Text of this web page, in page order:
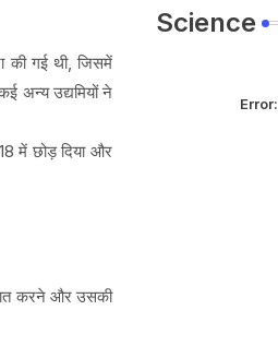
की गई थी, जिसमें
अन्य उद्यमियों ने
में छोड़ दिया और
करने और उसकी
Science
Error: